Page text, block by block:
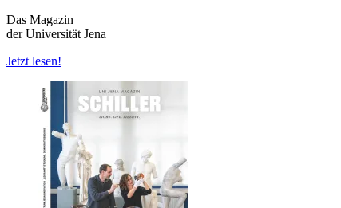
Das Magazin
der Universität Jena
Jetzt lesen!